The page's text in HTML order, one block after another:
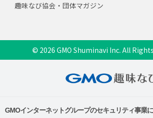
趣味なび協会・団体マガジン
© 2026 GMO Shuminavi Inc. All